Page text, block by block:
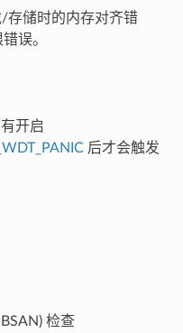
存储时的内存对齐错
误。
开启
后才会触发
检查